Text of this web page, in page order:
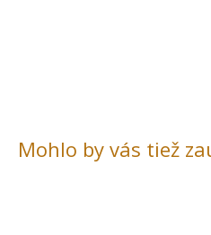
Mohlo by vás tiež